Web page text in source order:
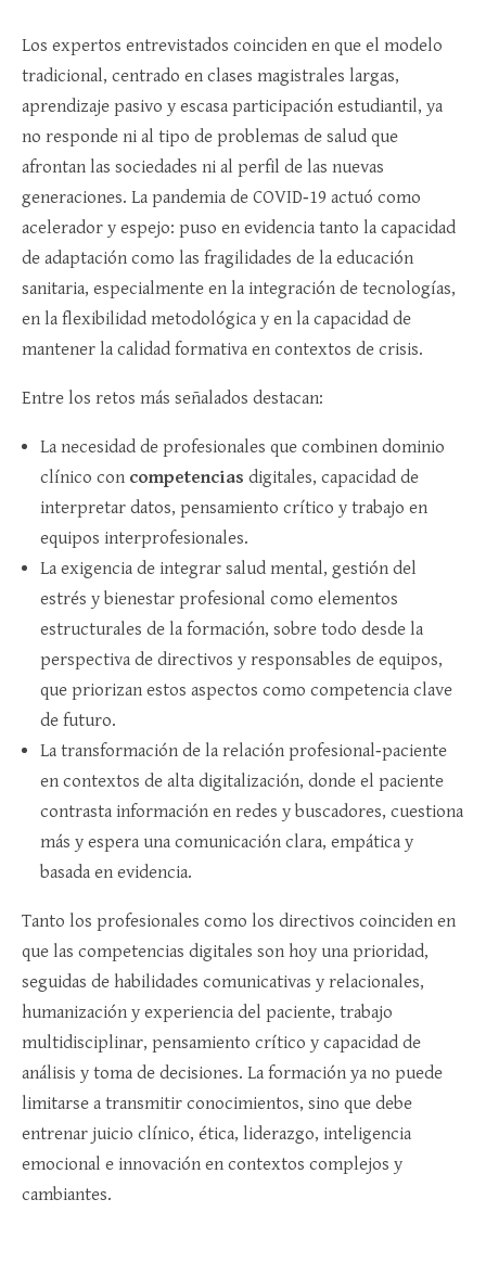
Los expertos entrevistados coinciden en que el modelo
tradicional, centrado en clases magistrales largas,
aprendizaje pasivo y escasa participación estudiantil, ya
no responde ni al tipo de problemas de salud que
afrontan las sociedades ni al perfil de las nuevas
generaciones. La pandemia de COVID‑19 actuó como
acelerador y espejo: puso en evidencia tanto la capacidad
de adaptación como las fragilidades de la educación
sanitaria, especialmente en la integración de tecnologías,
en la flexibilidad metodológica y en la capacidad de
mantener la calidad formativa en contextos de crisis.​
Entre los retos más señalados destacan:
La necesidad de profesionales que combinen dominio
clínico con competencias digitales, capacidad de
interpretar datos, pensamiento crítico y trabajo en
equipos interprofesionales.​
La exigencia de integrar salud mental, gestión del
estrés y bienestar profesional como elementos
estructurales de la formación, sobre todo desde la
perspectiva de directivos y responsables de equipos,
que priorizan estos aspectos como competencia clave
de futuro.​
La transformación de la relación profesional‑paciente
en contextos de alta digitalización, donde el paciente
contrasta información en redes y buscadores, cuestiona
más y espera una comunicación clara, empática y
basada en evidencia.​
Tanto los profesionales como los directivos coinciden en
que las competencias digitales son hoy una prioridad,
seguidas de habilidades comunicativas y relacionales,
humanización y experiencia del paciente, trabajo
multidisciplinar, pensamiento crítico y capacidad de
análisis y toma de decisiones. La formación ya no puede
limitarse a transmitir conocimientos, sino que debe
entrenar juicio clínico, ética, liderazgo, inteligencia
emocional e innovación en contextos complejos y
cambiantes.​